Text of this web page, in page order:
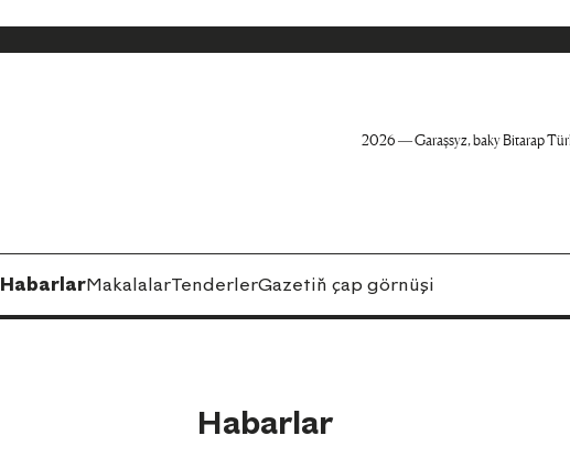
2026 — Garaşsyz, baky Bitarap
HabarlarMakalalarTenderlerGazetiň çap görnüşi
Habarlar